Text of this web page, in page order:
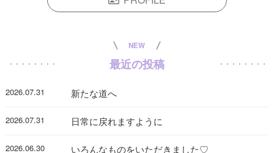
NEW
最近の投稿
2026.07.31 新たな道へ
2026.07.31 日常に戻れますように
2026.06.30 いろんなものをいただきました♡